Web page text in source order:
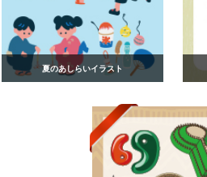
夏のあしらいイラスト